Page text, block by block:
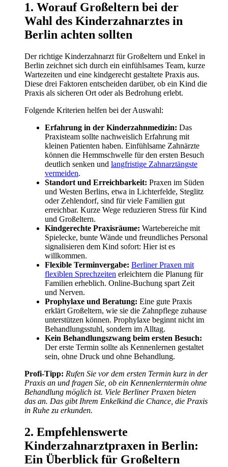
1. Worauf Großeltern bei der
Wahl des Kinderzahnarztes in
Berlin achten sollten
Der richtige Kinderzahnarzt für Großeltern und Enkel in
Berlin zeichnet sich durch ein einfühlsames Team, kurze
Wartezeiten und eine kindgerecht gestaltete Praxis aus.
Diese drei Faktoren entscheiden darüber, ob ein Kind die
Praxis als sicheren Ort oder als Bedrohung erlebt.
Folgende Kriterien helfen bei der Auswahl:
Erfahrung in der Kinderzahnmedizin: Das
Praxisteam sollte nachweislich Erfahrung mit
kleinen Patienten haben. Einfühlsame Zahnärzte
können die Hemmschwelle für den ersten Besuch
deutlich senken und langfristige Zahnarztängste
vermeiden.
Standort und Erreichbarkeit: Praxen im Süden
und Westen Berlins, etwa in Lichterfelde, Steglitz
oder Zehlendorf, sind für viele Familien gut
erreichbar. Kurze Wege reduzieren Stress für Kind
und Großeltern.
Kindgerechte Praxisräume: Wartebereiche mit
Spielecke, bunte Wände und freundliches Personal
signalisieren dem Kind sofort: Hier ist es
willkommen.
Flexible Terminvergabe: Berliner Praxen mit
flexiblen Sprechzeiten erleichtern die Planung für
Familien erheblich. Online-Buchung spart Zeit
und Nerven.
Prophylaxe und Beratung: Eine gute Praxis
erklärt Großeltern, wie sie die Zahnpflege zuhause
unterstützen können. Prophylaxe beginnt nicht im
Behandlungsstuhl, sondern im Alltag.
Kein Behandlungszwang beim ersten Besuch:
Der erste Termin sollte als Kennenlernen gestaltet
sein, ohne Druck und ohne Behandlung.
Profi-Tipp: Rufen Sie vor dem ersten Termin kurz in der
Praxis an und fragen Sie, ob ein Kennenlerntermin ohne
Behandlung möglich ist. Viele Berliner Praxen bieten
das an. Das gibt Ihrem Enkelkind die Chance, die Praxis
in Ruhe zu erkunden.
2. Empfehlenswerte
Kinderzahnarztpraxen in Berlin:
Ein Überblick für Großeltern